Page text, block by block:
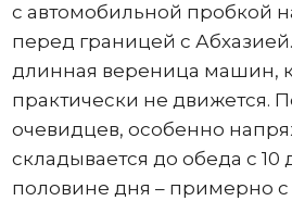
с автомобильной пробкой
перед границей с
длинная вереница машин,
практически не движется.
очевидцев, особенно
складывается до обеда с 10
половине дня – примерно с